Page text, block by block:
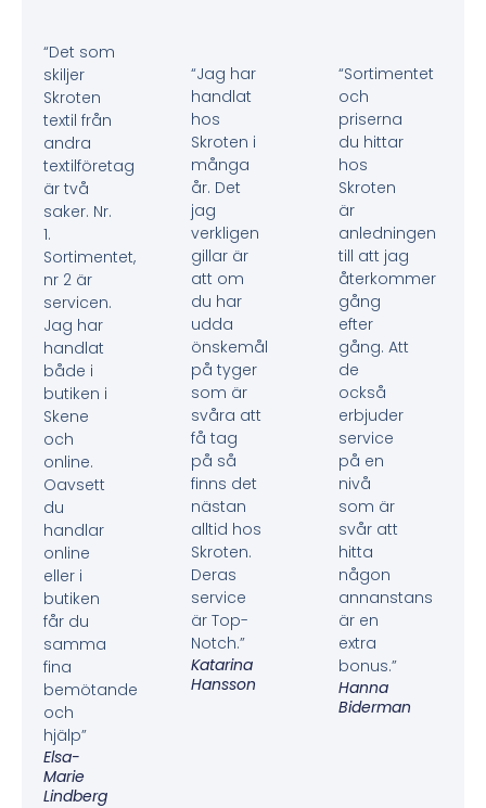
“Det som
skiljer
Skroten
textil från
andra
textilföretag
är två
saker. Nr.
1.
Sortimentet,
nr 2 är
servicen.
Jag har
handlat
både i
butiken i
Skene
och
online.
Oavsett
du
handlar
online
eller i
butiken
får du
samma
fina
bemötande
och
hjälp”
Elsa-
Marie
Lindberg
“Jag har
handlat
hos
Skroten i
många
år. Det
jag
verkligen
gillar är
att om
du har
udda
önskemål
på tyger
som är
svåra att
få tag
på så
finns det
nästan
alltid hos
Skroten.
Deras
service
är Top-
Notch.”
Katarina
Hansson
“Sortimentet
och
priserna
du hittar
hos
Skroten
är
anledningen
till att jag
återkommer
gång
efter
gång. Att
de
också
erbjuder
service
på en
nivå
som är
svår att
hitta
någon
annanstans
är en
extra
bonus.”
Hanna
Biderman